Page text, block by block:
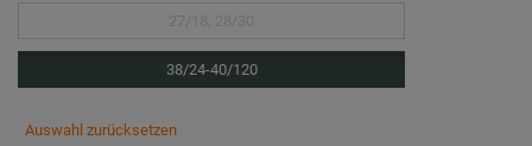
38/24-40/120
Auswahl zurücksetzen